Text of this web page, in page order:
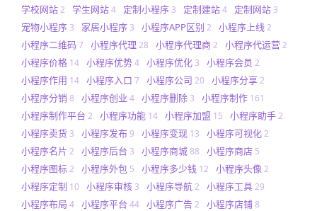
学校网站2 学生网站4 定制小程序 3 定制建站4 定制网站 3
宠物小程序 3 家居小程序 3 小程序APP区别 2 小程序上线 2
小程序二维码7 小程序代理 28 小程序代理商2 小程序代运营2
小程序价格 14 小程序优势4 小程序优化 3 小程序会员 2
小程序作用 14 小程序入口 7 小程序公司 20 小程序分享2
小程序分销 8 小程序创业 4 小程序删除 3 小程序制作 161
小程序制作平台 2 小程序功能 14 小程序加盟 15 小程序助手2
小程序卖货 3 小程序发布9 小程序变现 13 小程序可视化2
小程序名片 2 小程序后台 3 小程序商城88 小程序商店 5
小程序图标2 小程序外包 5 小程序多少钱 12 小程序头像 2
小程序定制 10 小程序审核 3 小程序导航2 小程序工具29
小程序布局 4 小程序平台 44 小程序广告2 小程序店铺8